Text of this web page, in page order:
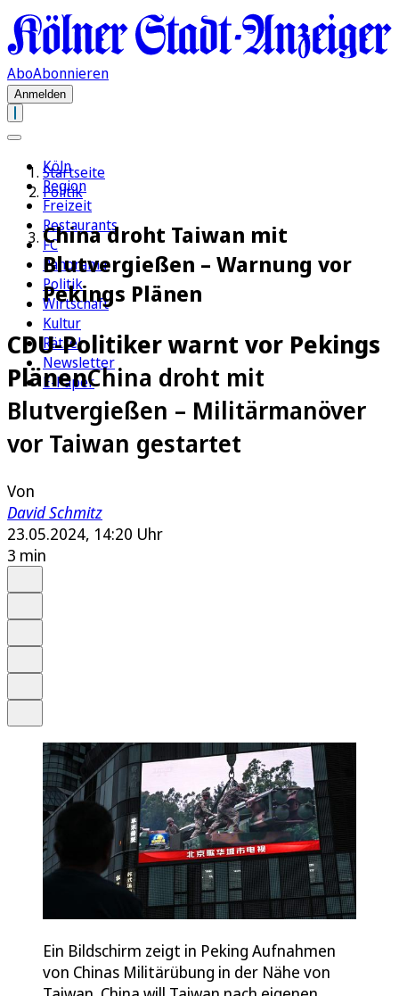
AboAbonnieren
Anmelden
Köln
Region
Freizeit
Restaurants
FC
Panorama
Politik
Wirtschaft
Kultur
Rätsel
Newsletter
E-Paper
Startseite
Politik
China droht Taiwan mit
Blutvergießen – Warnung vor
Pekings Plänen
CDU-Politiker warnt vor Pekings
PlänenChina droht mit
Blutvergießen – Militärmanöver
vor Taiwan gestartet
Von
David Schmitz
23.05.2024, 14:20 Uhr
3 min
Ein Bildschirm zeigt in Peking Aufnahmen
von Chinas Militärübung in der Nähe von